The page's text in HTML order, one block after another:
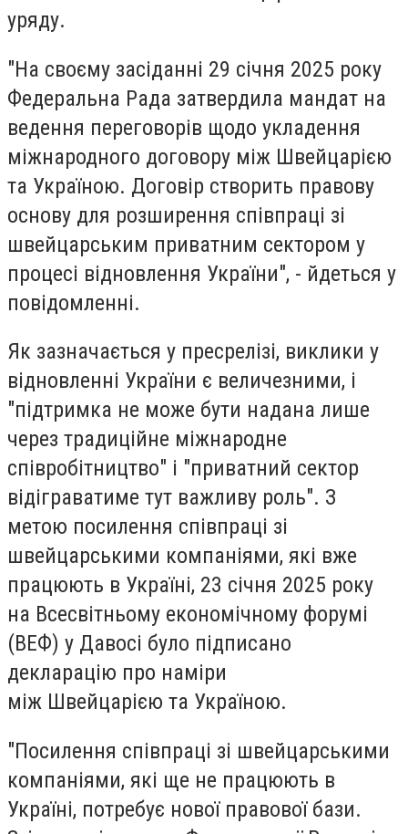
уряду.
"На своєму засіданні 29 січня 2025 року
Федеральна Рада затвердила мандат на
ведення переговорів щодо укладення
міжнародного договору між Швейцарією
та Україною. Договір створить правову
основу для розширення співпраці зі
швейцарським приватним сектором у
процесі відновлення України", - йдеться у
повідомленні.
Як зазначається у пресрелізі, виклики у
відновленні України є величезними, і
"підтримка не може бути надана лише
через традиційне міжнародне
співробітництво" і "приватний сектор
відіграватиме тут важливу роль". З
метою посилення співпраці зі
швейцарськими компаніями, які вже
працюють в Україні, 23 січня 2025 року
на Всесвітньому економічному форумі
(ВЕФ) у Давосі було підписано
декларацію про наміри
між Швейцарією та Україною.
"Посилення співпраці зі швейцарськими
компаніями, які ще не працюють в
Україні, потребує нової правової бази.